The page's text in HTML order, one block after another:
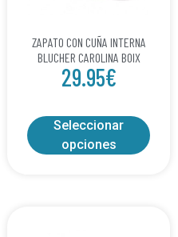
ZAPATO CON CUÑA INTERNA
BLUCHER CAROLINA BOIX
29.95€
Seleccionar
opciones